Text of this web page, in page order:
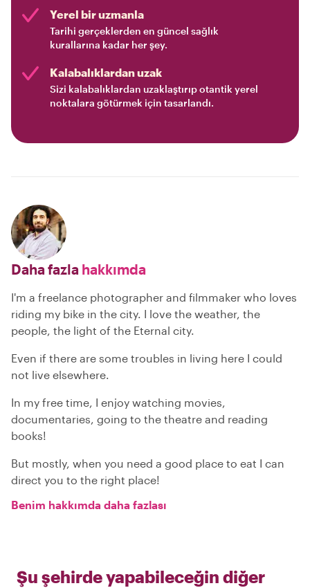
Yerel bir uzmanla
Tarihi gerçeklerden en güncel sağlık
kurallarına kadar her şey.
Kalabalıklardan uzak
Sizi kalabalıklardan uzaklaştırıp otantik yerel
noktalara götürmek için tasarlandı.
Daha fazla hakkımda
I'm a freelance photographer and filmmaker who loves
riding my bike in the city. I love the weather, the
people, the light of the Eternal city.
Even if there are some troubles in living here I could
not live elsewhere.
In my free time, I enjoy watching movies,
documentaries, going to the theatre and reading
books!
But mostly, when you need a good place to eat I can
direct you to the right place!
Benim hakkımda daha fazlası
Şu şehirde yapabileceğin diğer